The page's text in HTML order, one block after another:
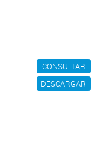
CONSULTAR
DESCARGAR